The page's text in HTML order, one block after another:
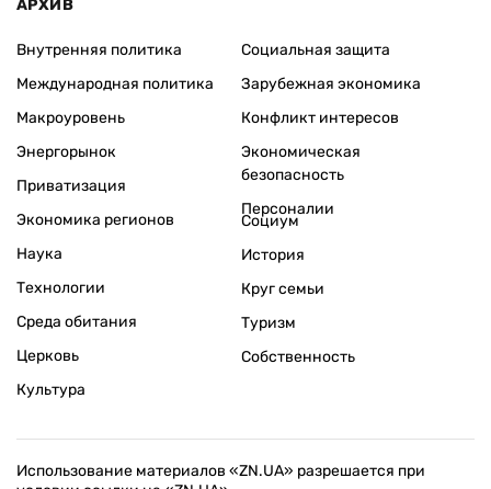
АРХИВ
Внутренняя политика
Международная политика
Макроуровень
Энергорынок
Приватизация
Экономика регионов
Социальная защита
Зарубежная экономика
Конфликт интересов
Экономическая
безопасность
Персоналии
Наука
Технологии
Среда обитания
Церковь
Культура
Социум
История
Круг семьи
Туризм
Собственность
Использование материалов «ZN.UA» разрешается при